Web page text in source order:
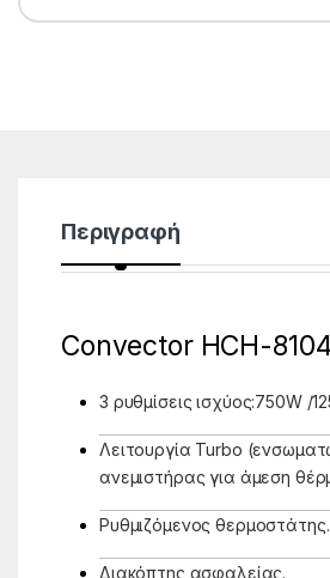
Περιγραφή
Convector HCH-
3 ρυθμίσεις ισχύος:750W /
Λειτουργία Turbo
ανεμιστήρας για άμεση
Ρυθμιζόμενος θερμοστάτης.
Διακόπτης ασφαλείας.